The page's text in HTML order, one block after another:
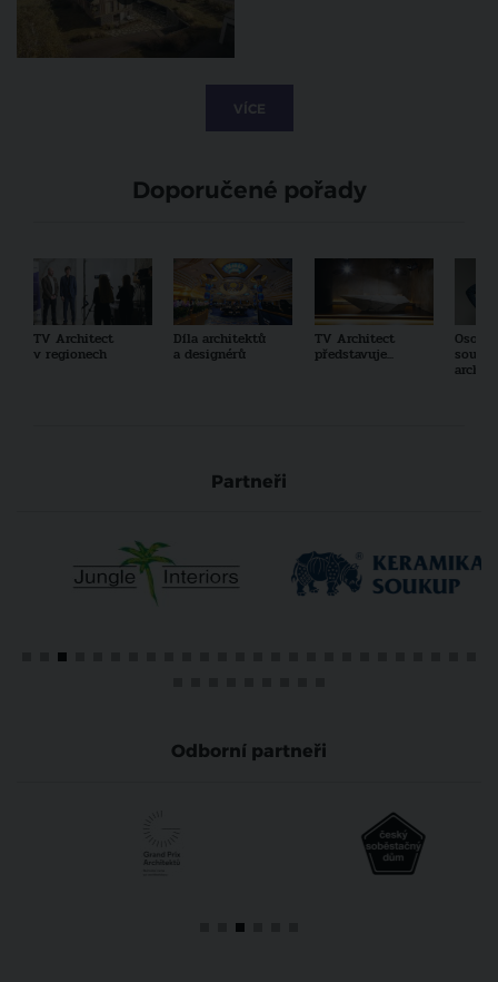
VÍCE
Doporučené pořady
TV Architect
v regionech
Díla architektů
a designérů
TV Architect
představuje...
Partneři
Odborní partneři